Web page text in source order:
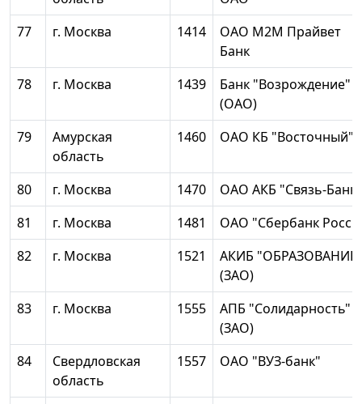
77
г. Москва 1414
ОАО М2М Прайвет
Банк
78
г. Москва 1439
Банк "Возрождение"
(ОАО)
79
Амурская
область
1460 ОАО КБ "Восточный"
80 г. Москва 1470
ОАО АКБ "Связь-Банк"
81
г. Москва 1481
ОАО "Сбербанк
82
г. Москва 1521
АКИБ "ОБРАЗОВАНИЕ"
(ЗАО)
83
г. Москва 1555
АПБ "Солидарность"
(ЗАО)
84
Свердловская
область
1557 ОАО "ВУЗ-банк"